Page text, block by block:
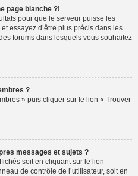
page blanche ?!
pour que le serveur puisse les
essayez d’être plus précis dans les
forums dans lesquels vous souhaitez
?
» puis cliquer sur le lien « Trouver
messages et sujets ?
soit en cliquant sur le lien
de contrôle de l’utilisateur, soit en